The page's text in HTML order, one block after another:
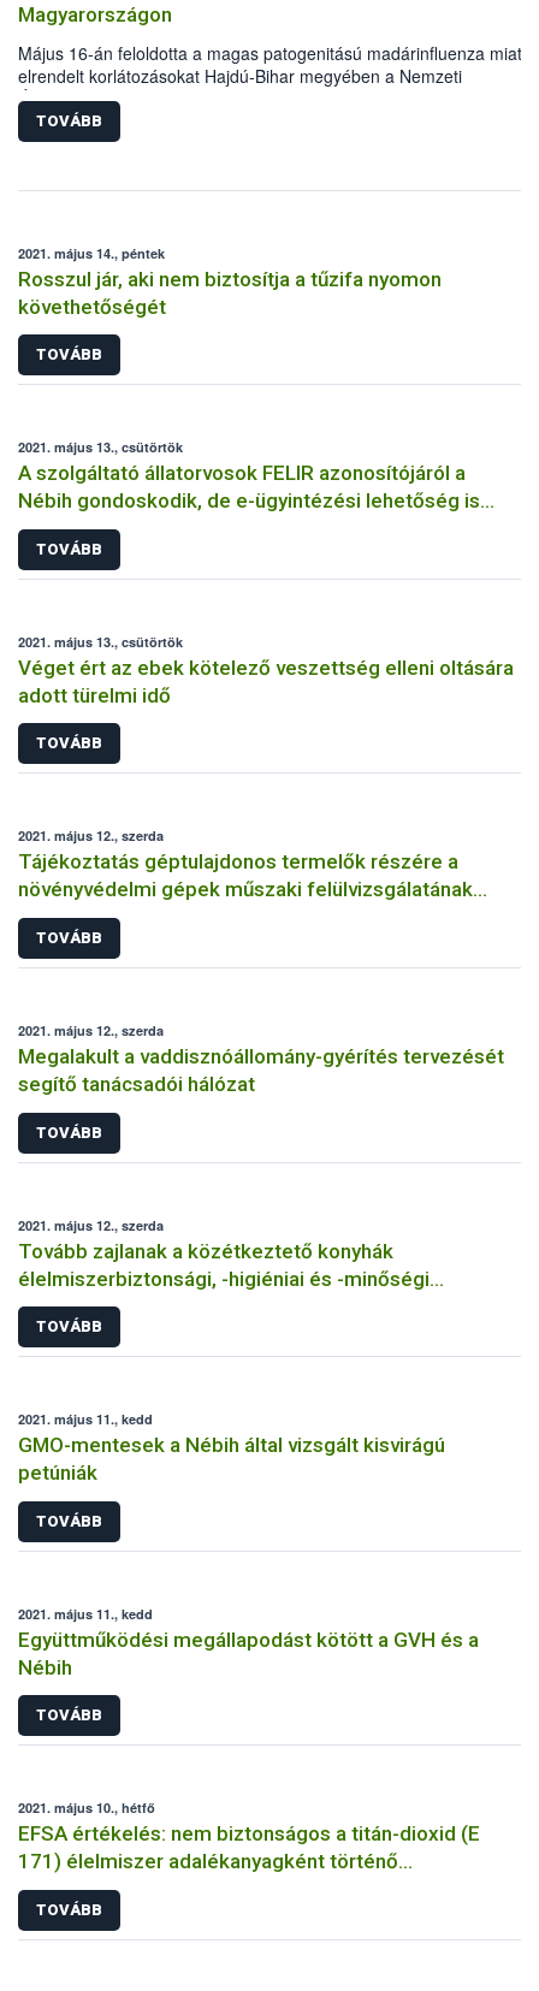
Magyarországon
Május 16-án feloldotta a magas patogenitású madárinfluenza miatt
elrendelt korlátozásokat Hajdú-Bihar megyében a Nemzeti
Élelmiszerlánc-biztonsági Hivatal (Nébih). Az enyhítő intézkedés
köszönhető, hogy az egy hónappal korábbi esetet nem követte
megbetegedés, illetve sikerült megállítani a madárinfluenza
TOVÁBB
2021. május 14., péntek
Rosszul jár, aki nem biztosítja a tűzifa nyomon
követhetőségét
TOVÁBB
2021. május 13., csütörtök
A szolgáltató állatorvosok FELIR azonosítójáról a
Nébih gondoskodik, de e-ügyintézési lehetőség is
rendelkezésre áll
TOVÁBB
2021. május 13., csütörtök
Véget ért az ebek kötelező veszettség elleni oltására
adott türelmi idő
TOVÁBB
2021. május 12., szerda
Tájékoztatás géptulajdonos termelők részére a
növényvédelmi gépek műszaki felülvizsgálatának
kötelezőségéről
TOVÁBB
2021. május 12., szerda
Megalakult a vaddisznóállomány-gyérítés tervezését
segítő tanácsadói hálózat
TOVÁBB
2021. május 12., szerda
Tovább zajlanak a közétkeztető konyhák
élelmiszerbiztonsági, -higiéniai és -minőségi
minősítései
TOVÁBB
2021. május 11., kedd
GMO-mentesek a Nébih által vizsgált kisvirágú
petúniák
TOVÁBB
2021. május 11., kedd
Együttműködési megállapodást kötött a GVH és a
Nébih
TOVÁBB
2021. május 10., hétfő
EFSA értékelés: nem biztonságos a titán-dioxid (E
171) élelmiszer adalékanyagként történő
felhasználása
TOVÁBB